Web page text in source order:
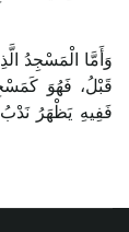
وَأَمَّا الْمَسْجِدُ
قَبْلُ، فَهُوَ
فَفِيهِ يَظْهَرُ نَدْبُ